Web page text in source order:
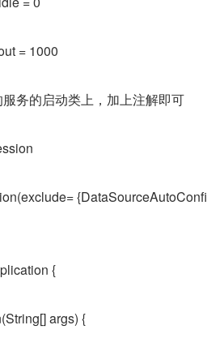
= 1000
务的启动类上，加上注解即可
{DataSourceAutoConfi
{
args) {